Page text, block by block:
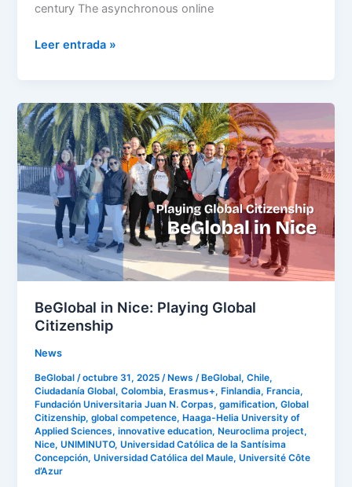
century The asynchronous online
Leer entrada »
BeGlobal in Nice: Playing Global
Citizenship
News
BeGlobal /octubre 31, 2025 /News /BeGlobal,Chile,
Ciudadanía Global,Colombia,Erasmus+,Finlandia,Francia,
Fundación Universitaria Juan N. Corpas,gamification,Global
Citizenship,global competence,Haaga-Helia University of
Applied Sciences,innovative education,Neuroclima project,
Nice,UNIMINUTO,Universidad Católica de la Santísima
Concepción,Universidad Católica del Maule,Université Côte
d’Azur
BeGlobal
in
Nice:
Playing
Global
Citizenship